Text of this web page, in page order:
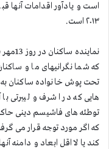
۲۰۱۳ است.
كه شما نگرانیهای ما و
تحت پوش خانواده ساكنان
هایی كه در اشرف و لیبرتی
توطئه های فاشیسم دینی
كه اگر مورد توجه قرار می
كند یا لااقل ابعاد و دامنه